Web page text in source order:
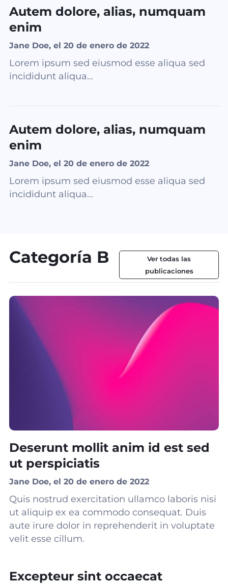
Autem dolore, alias, numquam
enim
Jane Doe, el 20 de enero de 2022
Lorem ipsum sed eiusmod esse aliqua sed
incididunt aliqua...
Autem dolore, alias, numquam
enim
Jane Doe, el 20 de enero de 2022
Lorem ipsum sed eiusmod esse aliqua sed
incididunt aliqua...
Categoría B
Ver todas las
publicaciones
Deserunt mollit anim id est sed
ut perspiciatis
Jane Doe, el 20 de enero de 2022
Quis nostrud exercitation ullamco laboris nisi
ut aliquip ex ea commodo consequat. Duis
aute irure dolor in reprehenderit in voluptate
velit esse cillum.
Excepteur sint occaecat